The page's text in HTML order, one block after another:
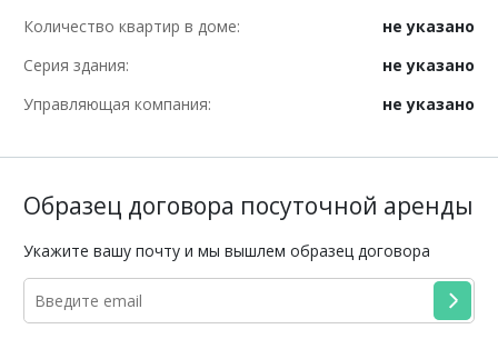
Количество квартир в доме:
не указано
Серия здания:
не указано
Управляющая компания:
не указано
Образец договора посуточной аренды
Укажите вашу почту и мы вышлем образец договора